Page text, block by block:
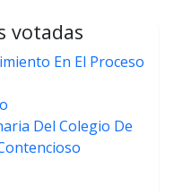
votadas
En El Proceso
Del Colegio De